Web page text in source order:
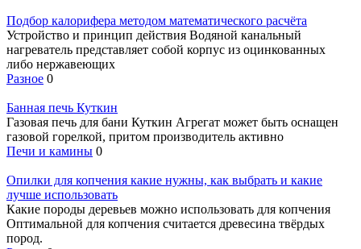
Подбор калорифера методом математического расчёта
Устройство и принцип действия Водяной канальный
нагреватель представляет собой корпус из оцинкованных
либо нержавеющих
Разное 0
Банная печь Куткин
Газовая печь для бани Куткин Агрегат может быть оснащен
газовой горелкой, притом производитель активно
Печи и камины 0
Опилки для копчения какие нужны, как выбрать и какие
лучше использовать
Какие породы деревьев можно использовать для копчения
Оптимальной для копчения считается древесина твёрдых
пород.